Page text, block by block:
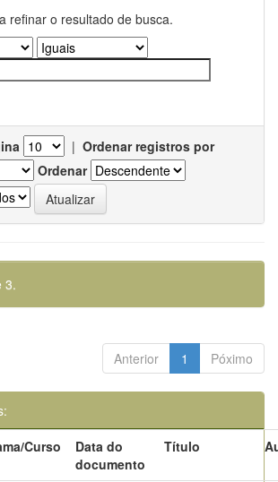
refinar o resultado de busca.
| Ordenar registros por
Ordenar
3.
Anterior 1 Póximo
Curso
Data do
documento
Título